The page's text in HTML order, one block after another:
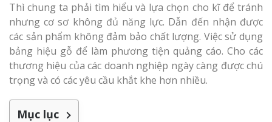
Thì chung ta phải tìm hiểu và lựa chọn cho kĩ để tránh
nhưng cơ sơ không đủ năng lực. Dẫn đến nhận được
các sản phẩm không đảm bảo chất lượng. Việc sử dụng
bảng hiệu gỗ để làm phương tiện quảng cáo. Cho các
thương hiệu của các doanh nghiệp ngày càng được chú
trọng và có các yêu cầu khắt khe hơn nhiều.
Mục lục
Làm bảng hiệu gỗ tại
Biên Hòa
Thi công
cáo Thuận
Dương